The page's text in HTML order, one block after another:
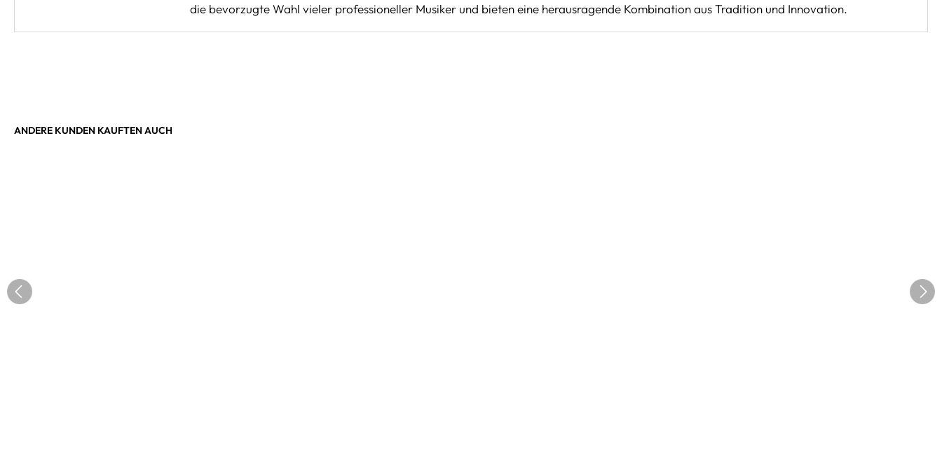
die bevorzugte Wahl vieler professioneller Musiker und bieten eine herausragende Kombination aus Tradition und Innovation.
ANDERE KUNDEN KAUFTEN AUCH